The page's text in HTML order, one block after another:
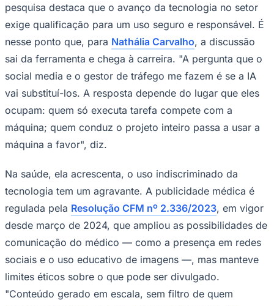
Palmeiras
pesquisa destaca que o avanço da tecnologia no setor
exige qualificação para um uso seguro e responsável. É
nesse ponto que, para Nathália Carvalho, a discussão
sai da ferramenta e chega à carreira. "A pergunta que o
social media e o gestor de tráfego me fazem é se a IA
vai substituí-los. A resposta depende do lugar que eles
ocupam: quem só executa tarefa compete com a
máquina; quem conduz o projeto inteiro passa a usar a
máquina a favor", diz.
Na saúde, ela acrescenta, o uso indiscriminado da
tecnologia tem um agravante. A publicidade médica é
regulada pela Resolução CFM nº 2.336/2023, em vigor
desde março de 2024, que ampliou as possibilidades de
comunicação do médico — como a presença em redes
sociais e o uso educativo de imagens —, mas manteve
limites éticos sobre o que pode ser divulgado.
"Conteúdo gerado em escala, sem filtro de quem